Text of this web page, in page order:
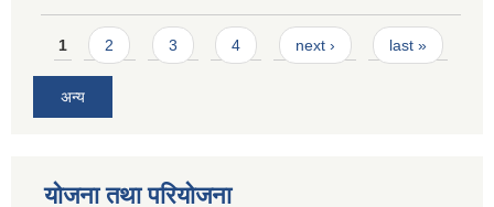
Pages
1 2 3 4 next › last »
अन्य
योजना तथा परियोजना